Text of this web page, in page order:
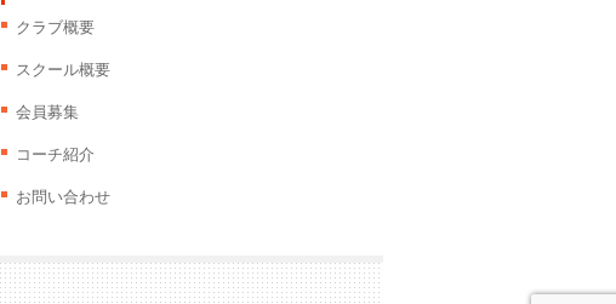
クラブ概要
スクール概要
会員募集
コーチ紹介
お問い合わせ